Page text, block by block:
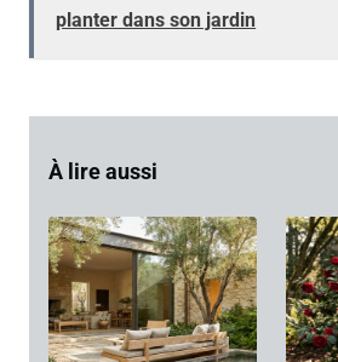
planter dans son jardin
À lire aussi